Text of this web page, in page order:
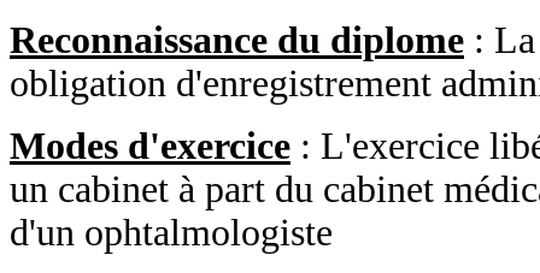
Reconnaissance du diplome :
obligation d'enregistrement
Modes d'exercice : L'exercice
un cabinet à part du cabinet
d'un ophtalmologiste